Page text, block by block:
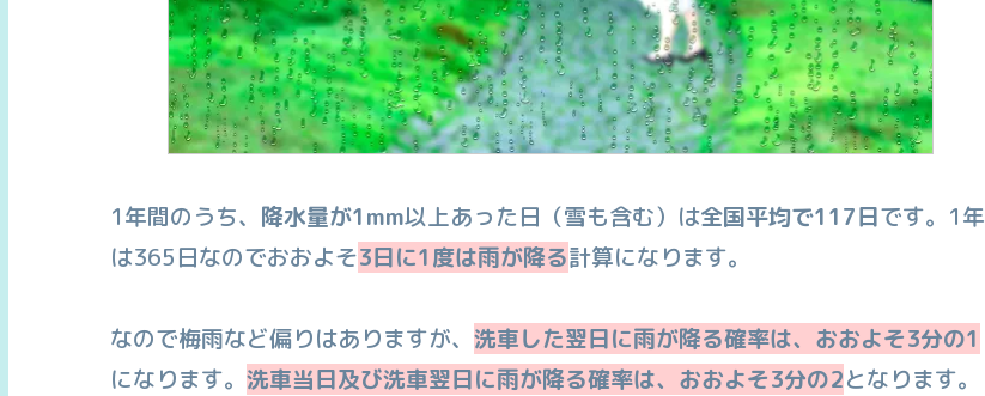
1年間のうち、 降水量が1mm以上あった日（雪も含む）は全国平均で117日です。1年
は365日なのでおおよそ3日に1度は雨が降る計算になります。
なので梅雨など偏りはありますが、 洗車した翌日に雨が降る確率は、おおよそ3分の1
になります。 洗車当日及び洗車翌日に雨が降る確率は、おおよそ3分の2となります。